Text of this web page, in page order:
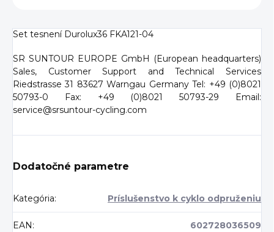
Set tesnení Durolux36 FKA121-04
SR SUNTOUR EUROPE GmbH (European headquarters)
Sales, Customer Support and Technical Services
Riedstrasse 31 83627 Warngau Germany Tel: +49 (0)8021
50793-0 Fax: +49 (0)8021 50793-29 Email:
service@srsuntour-cycling.com
Dodatočné parametre
Kategória: Príslušenstvo k cyklo odpruženiu
EAN : 602728036509